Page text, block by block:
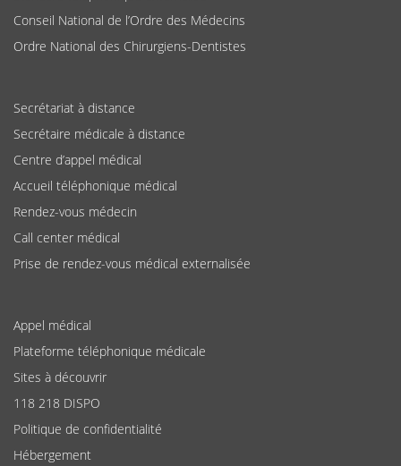
Conseil National de l’Ordre des Médecins
Ordre National des Chirurgiens-Dentistes
Secrétariat à distance
Secrétaire médicale à distance
Centre d’appel médical
Accueil téléphonique médical
Rendez-vous médecin
Call center médical
Prise de rendez-vous médical externalisée
Appel médical
Plateforme téléphonique médicale
Sites à découvrir
118 218 DISPO
Politique de confidentialité
Hébergement